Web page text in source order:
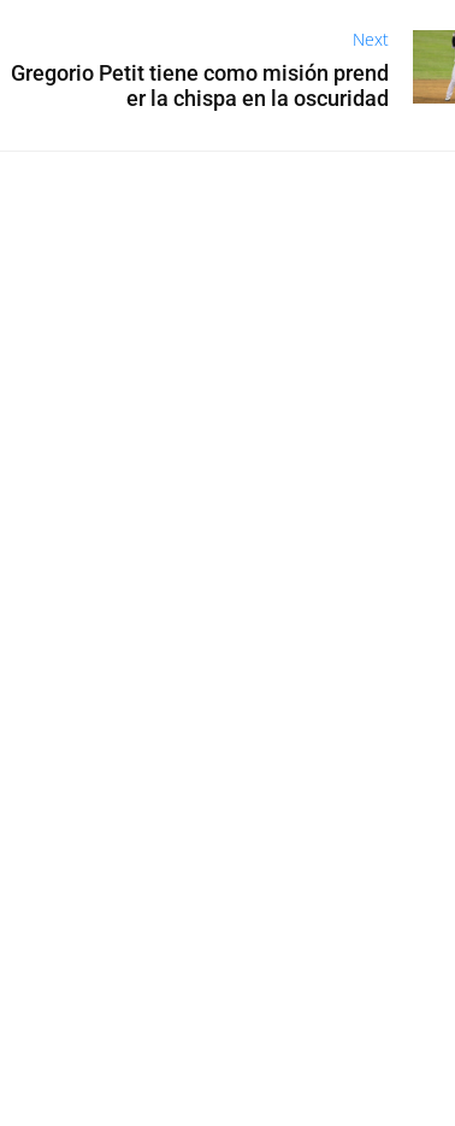
Next
Gregorio Petit tiene como misión prend
er la chispa en la oscuridad